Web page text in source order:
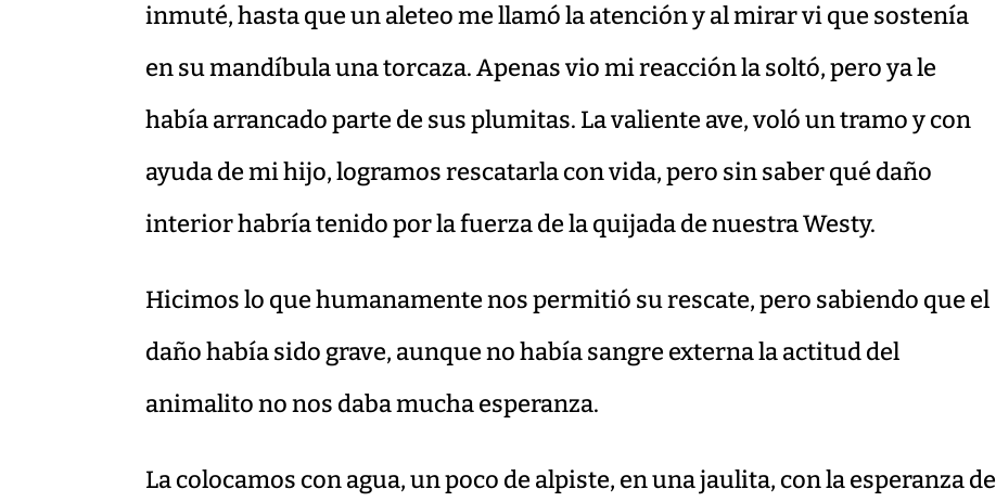
inmuté, hasta que un aleteo me llamó la atención y al mirar vi que sostenía
en su mandíbula una torcaza. Apenas vio mi reacción la soltó, pero ya le
había arrancado parte de sus plumitas. La valiente ave, voló un tramo y con
ayuda de mi hijo, logramos rescatarla con vida, pero sin saber qué daño
interior habría tenido por la fuerza de la quijada de nuestra Westy.
Hicimos lo que humanamente nos permitió su rescate, pero sabiendo que el
daño había sido grave, aunque no había sangre externa la actitud del
animalito no nos daba mucha esperanza.
La colocamos con agua, un poco de alpiste, en una jaulita, con la esperanza de